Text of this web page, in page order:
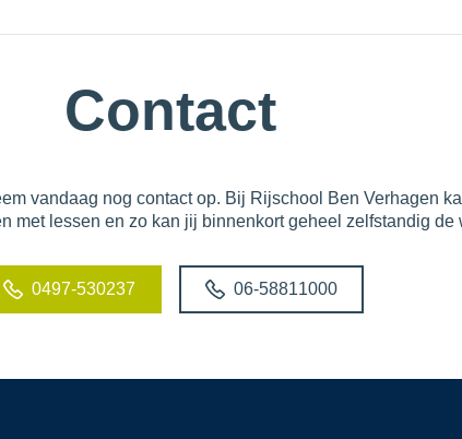
Contact
vandaag nog contact op. Bij Rijschool Ben Verhagen
met lessen en zo kan jij binnenkort geheel zelfstandig de
0497-530237 06-58811000